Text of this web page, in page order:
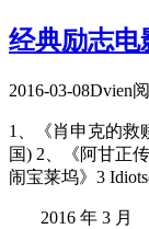
经典励志电
2016-03-08Dvien
1、《肖申克的救
国) 2、《阿甘正
闹宝莱坞》3
2016 年 3 月